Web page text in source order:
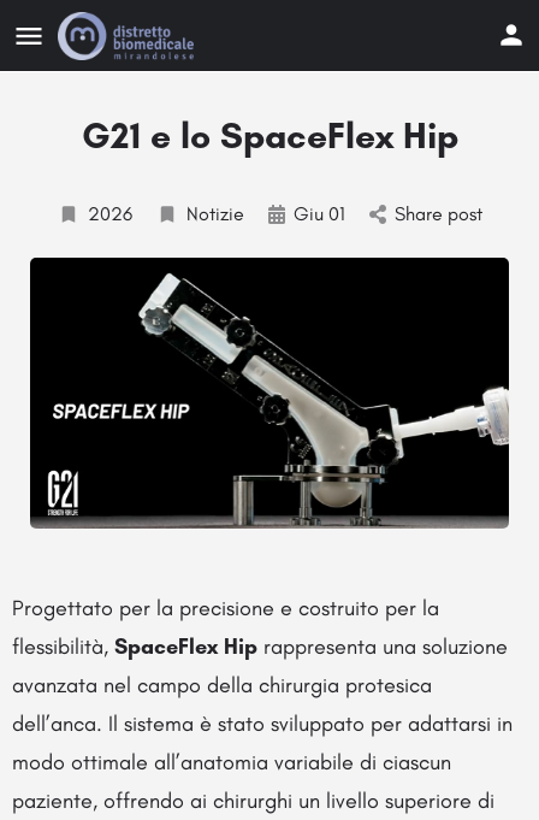
G21 e lo SpaceFlex Hip
2026 Notizie Giu 01 Share post
Progettato per la precisione e costruito per la
flessibilità, SpaceFlex Hip rappresenta una soluzione
avanzata nel campo della chirurgia protesica
dell’anca. Il sistema è stato sviluppato per adattarsi in
modo ottimale all’anatomia variabile di ciascun
paziente, offrendo ai chirurghi un livello superiore di